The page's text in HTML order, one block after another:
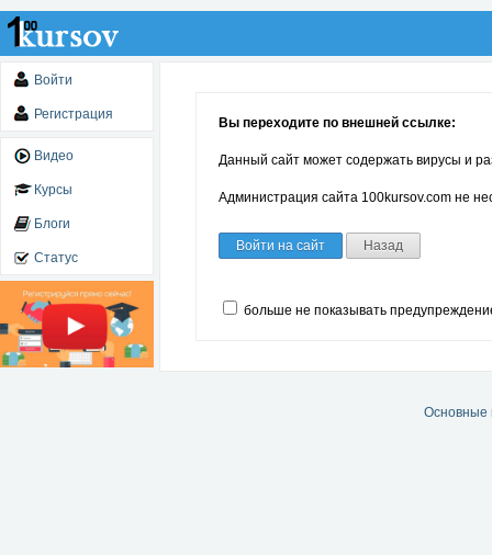
Войти
Регистрация
Видео
Курсы
Блоги
Статус
Вы переходите по внешней ссылке:
Данный сайт может содержать вирусы и
Администрация сайта 100kursov.com не
Войти на сайт Назад
больше не показывать
Основные